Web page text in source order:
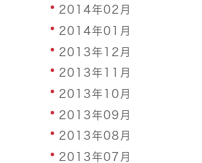
2014年02月
2014年01月
2013年12月
2013年11月
2013年10月
2013年09月
2013年08月
2013年07月